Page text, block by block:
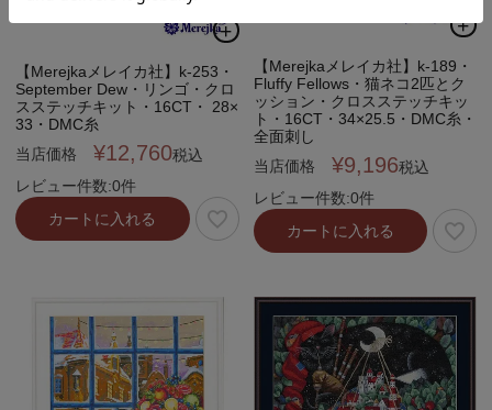
【Merejkaメレイカ社】k-253・
September Dew・リンゴ・クロ
スステッチキット・16CT・ 28×
33・DMC糸
当店価格
¥12,760税込
レビュー件数:0件
カートに入れる
【Merejkaメレイカ社】k-189・
Fluffy Fellows・猫ネコ2匹とク
ッション・クロスステッチキッ
ト・16CT・34×25.5・DMC糸・
全面刺し
当店価格
¥9,196税込
レビュー件数:0件
カートに入れる